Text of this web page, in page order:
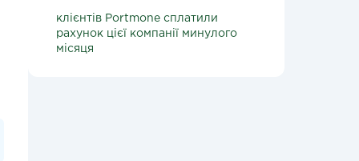
клієнтів Portmone сплатили
рахунок цієї компанії минулого
місяця